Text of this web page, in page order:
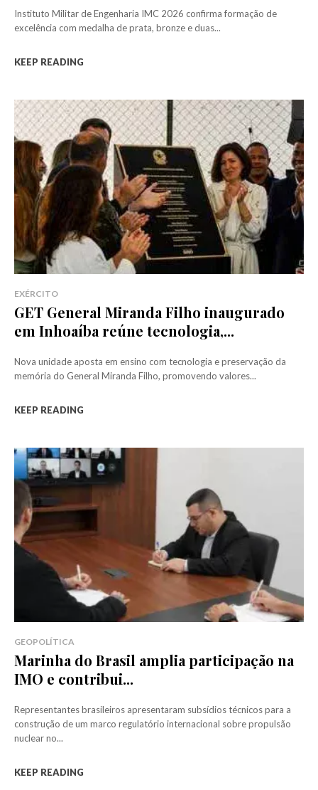
Instituto Militar de Engenharia IMC 2026 confirma formação de
excelência com medalha de prata, bronze e duas...
KEEP READING
EXÉRCITO
GET General Miranda Filho inaugurado
em Inhoaíba reúne tecnologia,...
Nova unidade aposta em ensino com tecnologia e preservação da
memória do General Miranda Filho, promovendo valores...
KEEP READING
GEOPOLÍTICA
Marinha do Brasil amplia participação na
IMO e contribui...
Representantes brasileiros apresentaram subsídios técnicos para a
construção de um marco regulatório internacional sobre propulsão
nuclear no...
KEEP READING